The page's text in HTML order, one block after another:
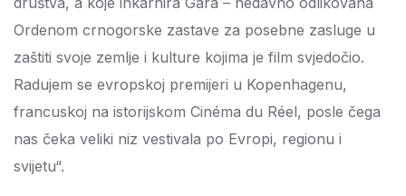
Ordenom crnogorske zastave za posebne zasluge u
zaštiti svoje zemlje i kulture kojima je film svjedočio.
Radujem se evropskoj premijeri u Kopenhagenu,
francuskoj na istorijskom Cinéma du Réel, posle čega
nas čeka veliki niz vestivala po Evropi, regionu i
svijetu“.